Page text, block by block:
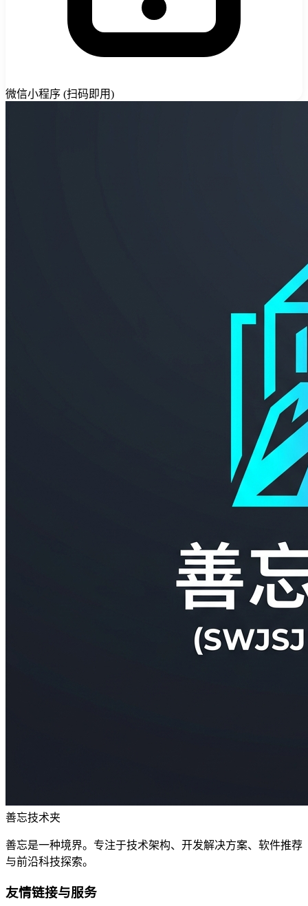
微信小程序 (扫码即用)
善忘技术夹
善忘是一种境界。专注于技术架构、开发解决方案、软件推荐
与前沿科技探索。
友情链接与服务